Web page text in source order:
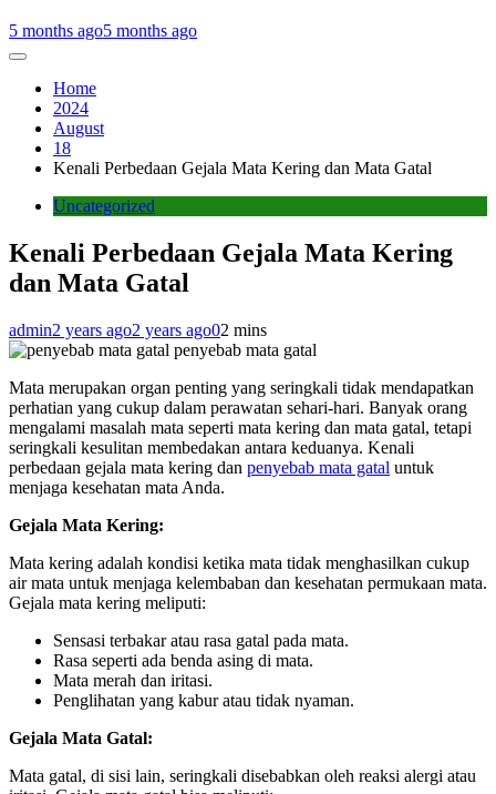
5 months ago5 months ago
Home
2024
August
18
Kenali Perbedaan Gejala Mata Kering dan Mata Gatal
Uncategorized
Kenali Perbedaan Gejala Mata Kering
dan Mata Gatal
admin2 years ago2 years ago02 mins
penyebab mata gatal
Mata merupakan organ penting yang seringkali tidak mendapatkan
perhatian yang cukup dalam perawatan sehari-hari. Banyak orang
mengalami masalah mata seperti mata kering dan mata gatal, tetapi
seringkali kesulitan membedakan antara keduanya. Kenali
perbedaan gejala mata kering dan penyebab mata gatal untuk
menjaga kesehatan mata Anda.
Gejala Mata Kering:
Mata kering adalah kondisi ketika mata tidak menghasilkan cukup
air mata untuk menjaga kelembaban dan kesehatan permukaan mata.
Gejala mata kering meliputi:
Sensasi terbakar atau rasa gatal pada mata.
Rasa seperti ada benda asing di mata.
Mata merah dan iritasi.
Penglihatan yang kabur atau tidak nyaman.
Gejala Mata Gatal:
Mata gatal, di sisi lain, seringkali disebabkan oleh reaksi alergi atau